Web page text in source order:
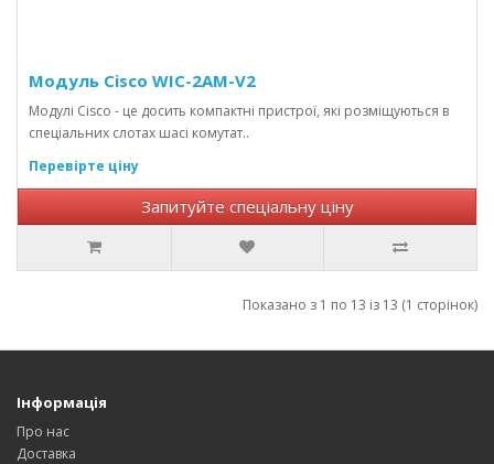
Модуль Cisco WIC-2AM-V2
Модулі Cisco - це досить компактні пристрої, які розміщуються в
спеціальних слотах шасі комутат..
Перевірте ціну
Запитуйте спеціальну ціну
Показано з 1 по 13 із 13 (1 сторінок)
Інформація
Про нас
Доставка